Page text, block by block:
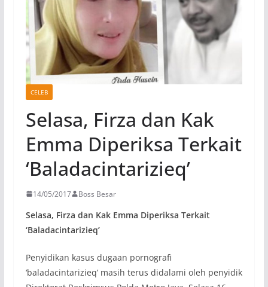
CELEB
Selasa, Firza dan Kak
Emma Diperiksa Terkait
‘Baladacintarizieq’
14/05/2017 Boss Besar
Selasa, Firza dan Kak Emma Diperiksa Terkait
‘Baladacintarizieq’
Penyidikan kasus dugaan pornografi
‘baladacintarizieq’ masih terus didalami oleh penyidik